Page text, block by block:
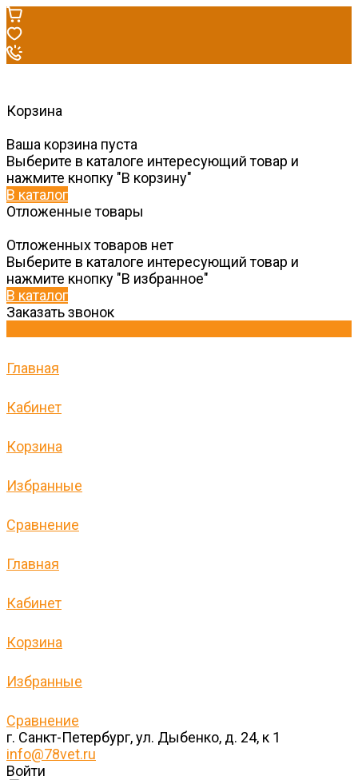
Корзина
Ваша корзина пуста
Выберите в каталоге интересующий товар и
нажмите кнопку "В корзину"
В каталог
Отложенные товары
Отложенных товаров нет
Выберите в каталоге интересующий товар и
нажмите кнопку "В избранное"
В каталог
Заказать звонок
Главная
Кабинет
Корзина
Избранные
Сравнение
Главная
Кабинет
Корзина
Избранные
Сравнение
г. Санкт-Петербург, ул. Дыбенко, д. 24, к 1
info@78vet.ru
Войти